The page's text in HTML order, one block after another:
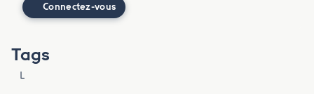
Connectez-vous
Tags
L